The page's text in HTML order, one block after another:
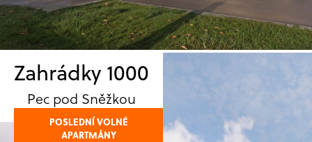
Zahrádky 1000
Pec pod Sněžkou
POSLEDNÍ VOLNÉ
APARTMÁNY